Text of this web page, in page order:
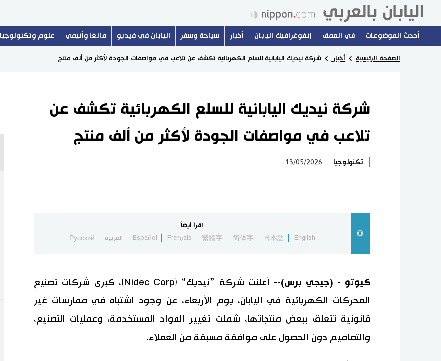
أحدث الموضوعات في العمق إنفوغرافيك اليابان أخبار سياحة وسفر اليابان في فيديو مانغا وأنيمي علوم وتكنولوجيا
الصفحة الرئيسية أخبار شركة نيديك اليابانية للسلع الكهربائية تكشف عن تلاعب في مواصفات الجودة لأكثر من ألف منتج
شركة نيديك اليابانية للسلع الكهربائية تكشف عن
تلاعب في مواصفات الجودة لأكثر من ألف منتج
تكنولوجيا 13/05/2026
اقرأ أيضاً
English
日本語
简体字
繁體字
Français
Español العربية Русский
كيوتو - (جيجي برس)--
أعلنت شركة ”نيديك“ (Nidec Corp)، كبرى شركات تصنيع
المحركات الكهربائية في اليابان، يوم الأربعاء، عن وجود اشتباه في ممارسات غير
قانونية تتعلق ببعض منتجاتها، شملت تغيير المواد المستخدمة، وعمليات التصنيع،
والتصاميم دون الحصول على موافقة مسبقة من العملاء.